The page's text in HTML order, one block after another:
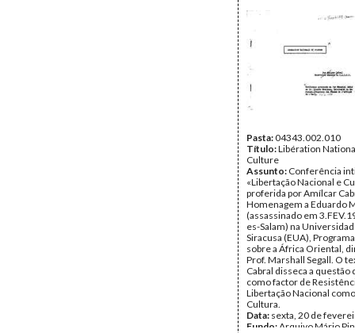
Página(s):
Pasta:04343.002.010
Título:Libération
Culture
Assunto: Conferência
«Libertação Nacional e
proferida por Amílcar
Homenagem a Eduardo
(assassinado em
es-Salam) na
Siracusa (EUA),
sobre a África Oriental,
Prof. Marshall Segall. O
Cabral disseca a questão
como factor de
Libertação Nacional
Cultura.
Data: sexta, 20 de
Fundo: Arquivo Mário